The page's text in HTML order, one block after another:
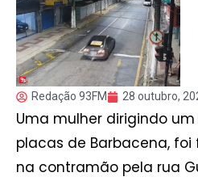
Redação 93FM 28 outubro,
Uma mulher dirigindo
placas de Barbacena,
na contramão pela rua